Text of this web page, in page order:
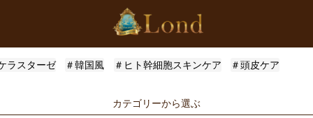
ラスターゼ ＃韓国風 ＃ヒト幹細胞スキンケア ＃頭皮ケア
カテゴリーから選ぶ